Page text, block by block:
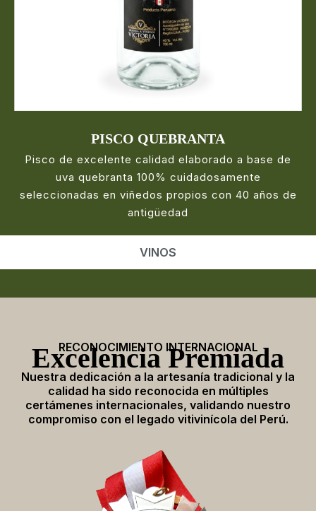
VINOS
PISCO QUEBRANTA
Pisco de excelente calidad elaborado a base de
uva quebranta 100% cuidadosamente
seleccionadas en viñedos propios con 40 años de
antigüedad
RECONOCIMIENTO INTERNACIONAL
Excelencia Premiada
Nuestra dedicación a la artesanía tradicional y la
calidad ha sido reconocida en múltiples
certámenes internacionales, validando nuestro
compromiso con el legado vitivinícola del Perú.